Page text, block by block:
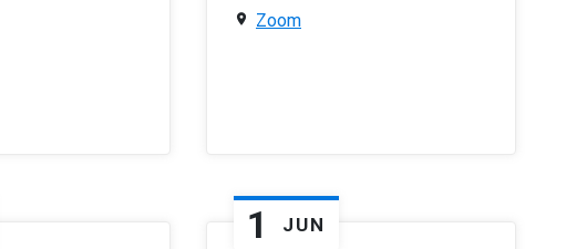
Zoom
1 JUN